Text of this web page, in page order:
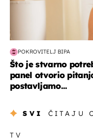
POKROVITELJ BIPA
Što je stvarno
panel otvorio
postavljamo...
SVI ČITAJU
TV